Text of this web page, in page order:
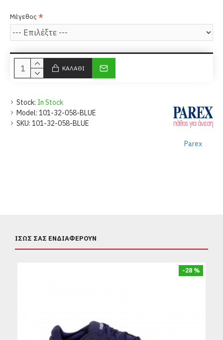
Stock: In Stock
Model: 101-32-058-BLUE
SKU: 101-32-058-BLUE
Parex
Μέγεθος
ΚΑΛΆΘΙ
ΊΣΩΣ ΣΑΣ ΕΝΔΙΑΦΈΡΟΥΝ
-28 %